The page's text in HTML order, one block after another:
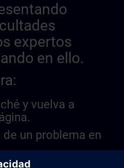
expertos
en ello.
y vuelva a
de un problema en